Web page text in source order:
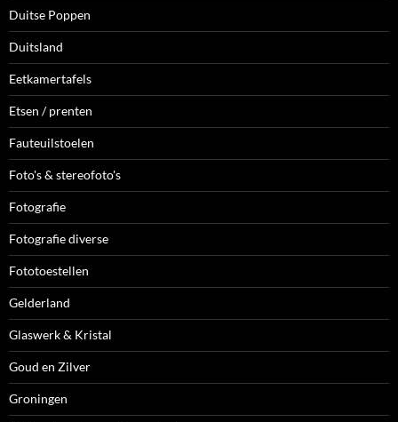
Duitse Poppen
Duitsland
Eetkamertafels
Etsen / prenten
Fauteuilstoelen
Foto's & stereofoto's
Fotografie
Fotografie diverse
Fototoestellen
Gelderland
Glaswerk & Kristal
Goud en Zilver
Groningen